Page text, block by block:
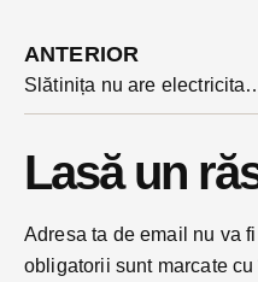
ANTERIOR
Slătinița nu are electricitate vineri din cauza unor lucrări.
Lasă un
Adresa ta de email nu va
obligatorii sunt marcate cu